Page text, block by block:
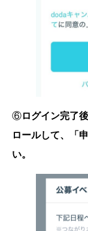
⑥ログイン完了
ロールして、「
い。